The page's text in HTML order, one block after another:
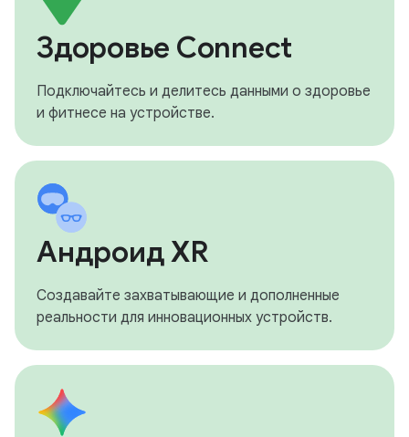
Здоровье Connect
Подключайтесь и делитесь данными о здоровье
и фитнесе на устройстве.
Андроид XR
Создавайте захватывающие и дополненные
реальности для инновационных устройств.